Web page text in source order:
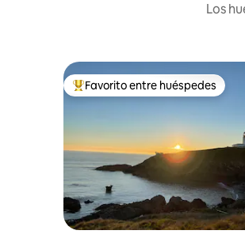
Los
Favorito entre huéspedes
Favorito entre huéspedes